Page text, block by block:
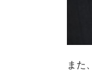
また